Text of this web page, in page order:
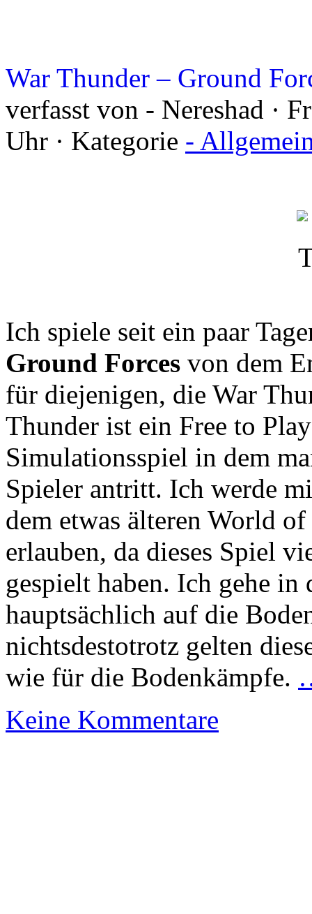
War Thunder – Ground
verfasst von - Nereshad ·
Uhr · Kategorie -
Ich spiele seit ein paar
Ground Forces von dem
für diejenigen, die War
Thunder ist ein Free to
Simulationsspiel in dem
Spieler antritt. Ich werde
dem etwas älteren World
erlauben, da dieses Spiel
gespielt haben. Ich gehe
hauptsächlich auf die
nichtsdestotrotz gelten
wie für die Bodenkämpfe.
Keine Kommentare